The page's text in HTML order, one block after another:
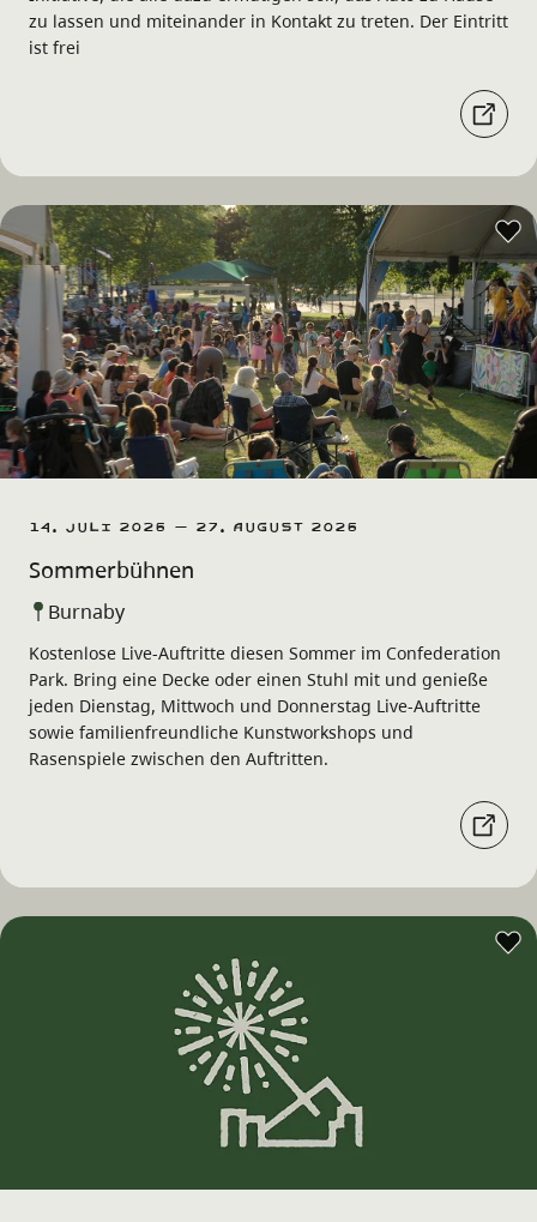
zu lassen und miteinander in Kontakt zu treten. Der Eintritt
ist frei
14. Juli 2026 – 27. August 2026
Sommerbühnen
Burnaby
Kostenlose Live-Auftritte diesen Sommer im Confederation
Park. Bring eine Decke oder einen Stuhl mit und genieße
jeden Dienstag, Mittwoch und Donnerstag Live-Auftritte
sowie familienfreundliche Kunstworkshops und
Rasenspiele zwischen den Auftritten.